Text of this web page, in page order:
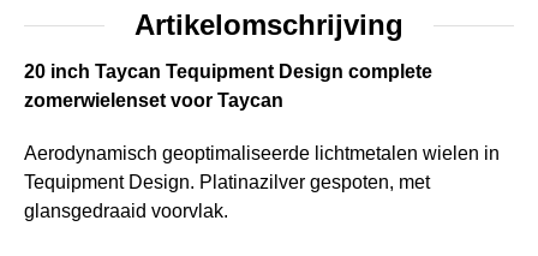
Artikelomschrijving
20 inch Taycan Tequipment Design complete
zomerwielenset voor Taycan
Aerodynamisch geoptimaliseerde lichtmetalen wielen in
Tequipment Design. Platinazilver gespoten, met
glansgedraaid voorvlak.